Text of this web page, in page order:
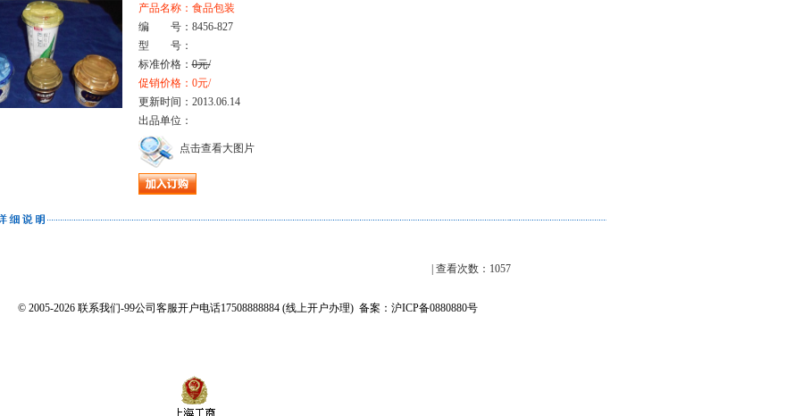
产品名称：食品包装
编 号：8456-827
型 号：
标准价格：0元/
促销价格：0元/
更新时间：2013.06.14
出品单位：
点击查看大图片
| 查看次数：1057
© 2005-2026 联系我们-99公司客服开户电话17508888884 (线上开户办理) 备案：沪ICP备0880880号